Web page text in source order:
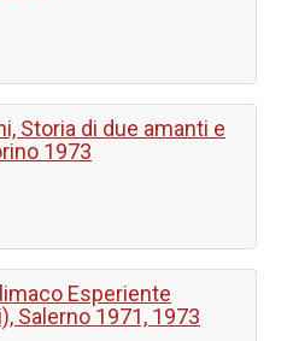
Storia di due amanti e
1973
Esperiente
Salerno 1971, 1973